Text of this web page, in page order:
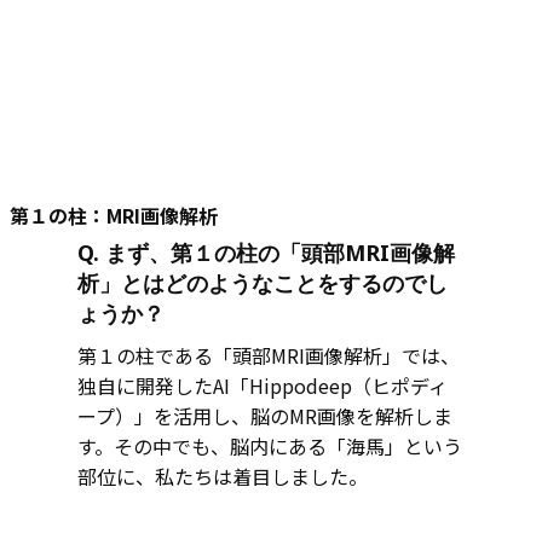
第１の柱：MRI画像解析
Q. まず、第１の柱の「頭部MRI画像解
析」とはどのようなことをするのでし
ょうか？
第１の柱である「頭部MRI画像解析」では、
独自に開発したAI「Hippodeep（ヒポディ
ープ）」を活用し、脳のMR画像を解析しま
す。その中でも、脳内にある「海馬」という
部位に、私たちは着目しました。